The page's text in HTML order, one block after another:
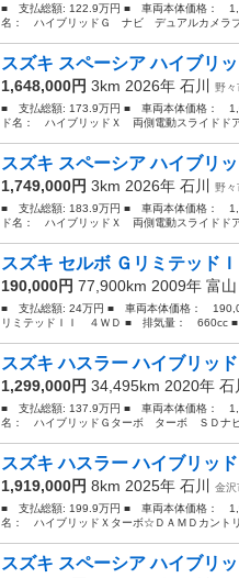
■ 支払総額: 122.9万円 ■ 車両本体価格：
名： ハイブリッドＧ ナビ デュアルカメラ
スズキ スペーシア ハイブ
1,648,000円 3km 2026年 石川 野々
■ 支払総額: 173.9万円 ■ 車両本体価格：
ド名： ハイブリッドＸ 両側電動スライド
スズキ スペーシア ハイブ
1,749,000円 3km 2026年 石川 野々
■ 支払総額: 183.9万円 ■ 車両本体価格：
ド名： ハイブリッドＸ 両側電動スライド
スズキ セルボ Ｇリミテッド
190,000円 77,900km 2009年 富山
■ 支払総額: 24万円 ■ 車両本体価格：
リミテッドＩＩ ４ＷＤ ■ 排気量： 660cc
スズキ ハスラー ハイブリ
1,299,000円 34,495km 2020年 石
■ 支払総額: 137.9万円 ■ 車両本体価格：
名： ハイブリッドＧターボ ターボ ＳＤナ
スズキ ハスラー ハイブリッ
1,919,000円 8km 2025年 石川 金沢
■ 支払総額: 199.9万円 ■ 車両本体価格：
名： ハイブリッドＸターボ☆ＤＡＭＤカン
スズキ スペーシア ハイブ